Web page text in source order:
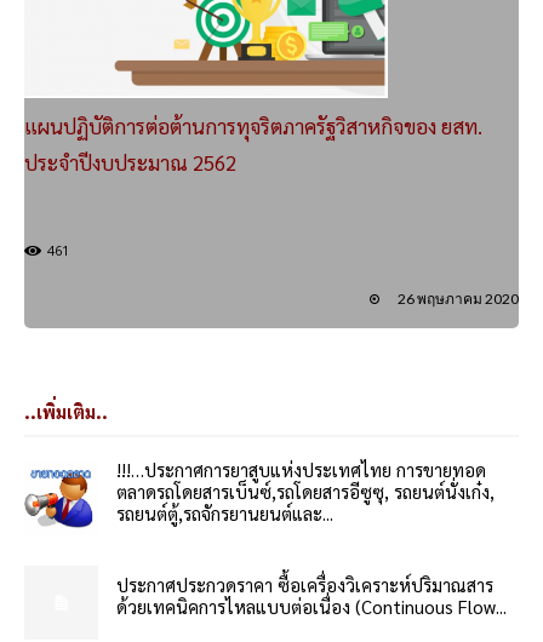
แผนปฏิบัติการต่อต้านการทุจริตภาครัฐวิสาหกิจของ ยสท.
ประจำปีงบประมาณ 2562
461
26 พฤษภาคม 2020
..เพิ่มเติม..
!!!…ประกาศการยาสูบแห่งประเทศไทย การขายทอด
ตลาดรถโดยสารเบ็นซ์,รถโดยสารอีซูซุ, รถยนต์นั่งเก๋ง,
รถยนต์ตู้,รถจักรยานยนต์และ...
ประกาศประกวดราคา ซื้อเครื่องวิเคราะห์ปริมาณสาร
ด้วยเทคนิคการไหลแบบต่อเนื่อง (Continuous Flow...